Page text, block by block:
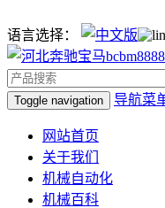
语言选择：
Toggle navigation 导航菜
网站首页
关于我们
机械自动化
机械百科